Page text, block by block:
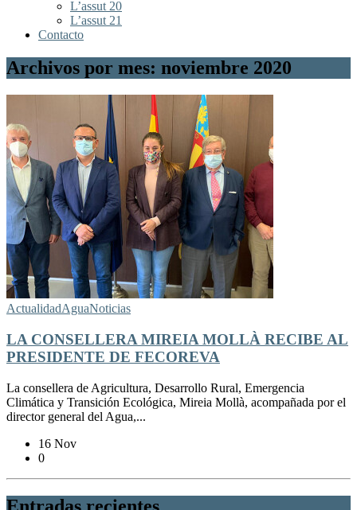
L’assut 20
L’assut 21
Contacto
Archivos por mes: noviembre 2020
ActualidadAguaNoticias
LA CONSELLERA MIREIA MOLLÀ RECIBE AL
PRESIDENTE DE FECOREVA
La consellera de Agricultura, Desarrollo Rural, Emergencia
Climática y Transición Ecológica, Mireia Mollà, acompañada por el
director general del Agua,...
16 Nov
0
Entradas recientes